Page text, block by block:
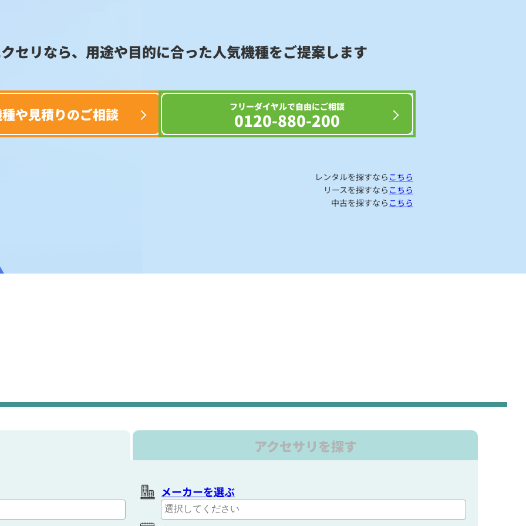
セリなら、用途や目的に合った人気機種をご提案します
や見積りのご相談 フリーダイヤルで自由にご相談
0120-880-200
レンタルを探すなら こちら
リースを探すなら こちら
中古を探すなら こちら
アクセサリを探す
メーカーを選ぶ